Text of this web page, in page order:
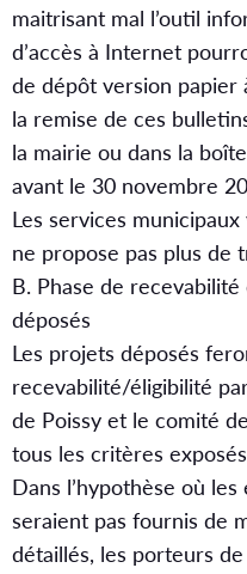
maitrisant mal l’outil
d’accès à Internet
de dépôt version papier
la remise de ces
la mairie ou dans la
avant le 30 novembre
Les services
ne propose pas plus de
B. Phase de
déposés
Les projets déposés
recevabilité/éligibilité
de Poissy et le comité
tous les critères
Dans l’hypothèse où
seraient pas fournis de
détaillés, les porteurs